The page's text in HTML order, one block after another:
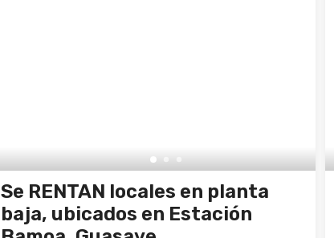
Se RENTAN locales en planta
baja, ubicados en Estación